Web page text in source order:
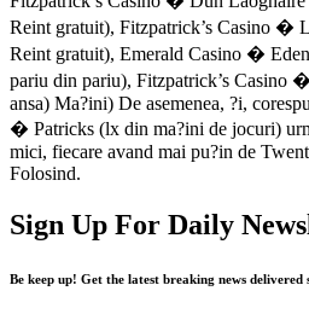
Reint gratuit), Fitzpatrick’s Casino �
Reint gratuit), Emerald Casino �
pariu din pariu), Fitzpatrick’s Casino
ansa) Ma?ini) De asemenea, ?i,
� Patricks (lx din ma?ini de jocuri)
mici, fiecare avand mai pu?in de
Folosind.
Sign Up For Daily
Be keep up! Get the latest breaking news